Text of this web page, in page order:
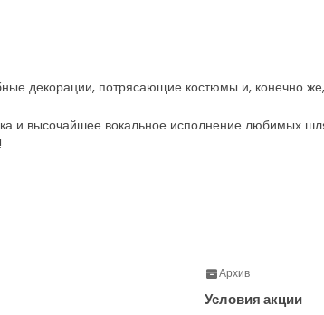
декорации, потрясающие костюмы и, конечно
и высочайшее вокальное исполнение любимых
Архив
Условия акции